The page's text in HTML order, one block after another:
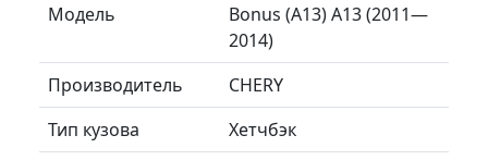
Модель
Bonus (A13) A13 (2011—
2014)
Производитель
CHERY
Тип кузова
Хетчбэк